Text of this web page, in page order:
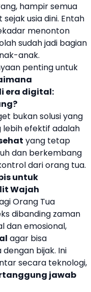
hampir semua
usia dini. Entah
menonton
sudah jadi bagian
anak.
penting untuk
era digital:
bukan solusi yang
lebih efektif adalah
yang tetap
dan berkembang
dari orang tua.
untuk
Wajah
Orang Tua
dibanding zaman
dan emosional,
agar bisa
bijak. Ini
secara teknologi,
jawab